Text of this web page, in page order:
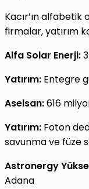
Kacır’ın
firmalar, yatırım
Alfa Solar Enerji:
Yatırım: Entegre
Aselsan:616
Yatırım: Foton
savunma ve füze
Astronergy
Adana